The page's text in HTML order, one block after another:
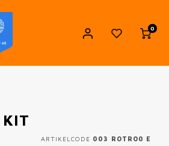
0
ARTIKELCODE 003 ROTRO0 E